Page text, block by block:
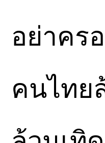
อย่าคร
คนไทย